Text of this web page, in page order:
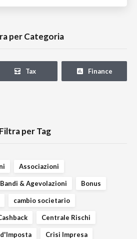
per Categoria
Tax Finance
Filtra per Tag
Associazioni
Bandi & Agevolazioni Bonus
cambio societario
Centrale Rischi
Crisi Impresa